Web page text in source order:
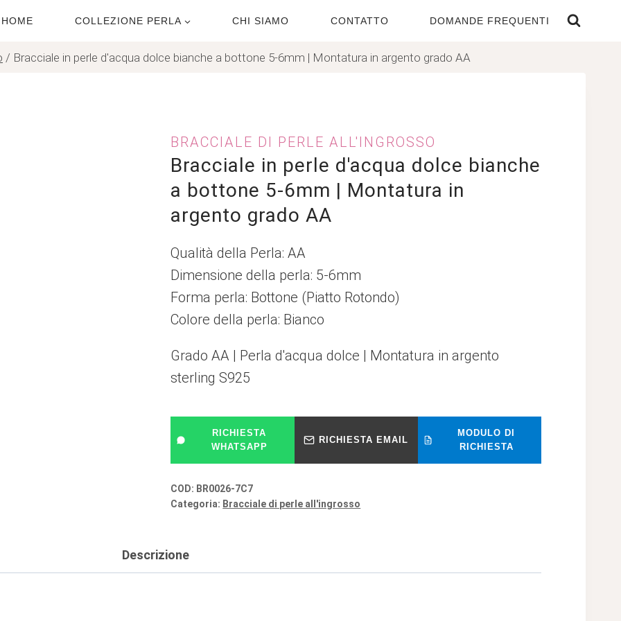
HOME COLLEZIONE PERLA CHI SIAMO CONTATTO DOMANDE FREQUENTI
/ Bracciale in perle d'acqua dolce bianche a bottone 5-6mm | Montatura in argento grado AA
BRACCIALE DI PERLE ALL'INGROSSO
Bracciale in perle d'acqua dolce bianche
a bottone 5-6mm | Montatura in
argento grado AA
Qualità della Perla: AA
Dimensione della perla: 5-6mm
Forma perla: Bottone (Piatto Rotondo)
Colore della perla: Bianco
Grado AA | Perla d'acqua dolce | Montatura in argento
sterling S925
RICHIESTA
WHATSAPP
RICHIESTA EMAIL
MODULO DI
RICHIESTA
COD: BR0026-7C7
Categoria: Bracciale di perle all'ingrosso
Descrizione